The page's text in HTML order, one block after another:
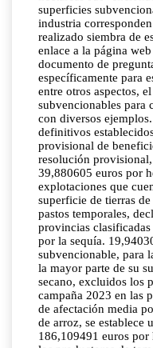
superficies
industria
realizado siembra de
enlace a la página
documento de
específicamente para
entre otros aspectos,
subvencionables para
con diversos
definitivos
provisional de
resolución
39,880605 euros por
explotaciones que
superficie de tierras
pastos temporales,
provincias
por la sequía.
subvencionable, para
la mayor parte de su
secano, excluidos los
campaña 2023 en las
de afectación media
de arroz, se establece
186,109491 euros por